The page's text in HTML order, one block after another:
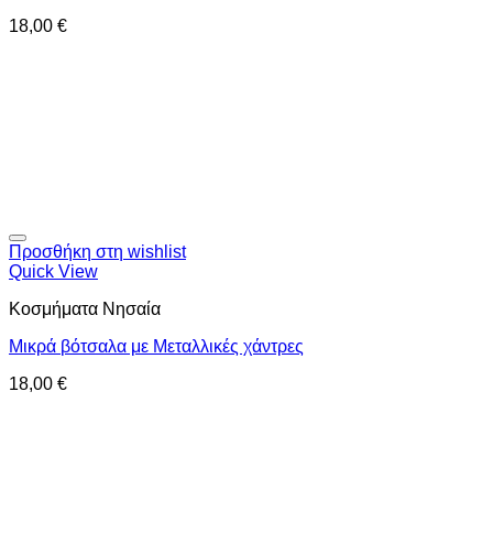
18,00 €
Προσθήκη στη wishlist
Quick View
Κοσμήματα Νησαία
Μικρά βότσαλα με Μεταλλικές χάντρες
18,00 €